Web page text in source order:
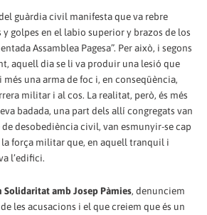
guàrdia civil manifesta que va rebre
y golpes en el labio superior y brazos de los
Assamblea Pagesa”. Per això, i segons
aquell dia se li va produir una lesió que
una arma de foc i, en conseqüència,
militar i al cos. La realitat, però, és més
badada, una part dels allí congregats van
desobediència civil, van esmunyir-se cap
força militar que, en aquell tranquil i
l’edifici.
Solidaritat amb Josep Pàmies, denunciem
les acusacions i el que creiem que és un